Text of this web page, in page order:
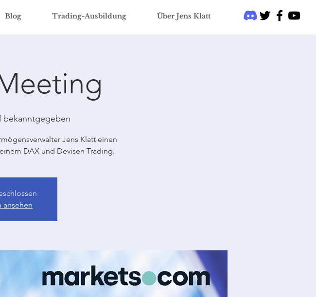
Blog Trading-Ausbildung Über Jens Klatt
bekanntgegeben
Jens Klatt einen
DAX und Devisen Trading.
ansehen